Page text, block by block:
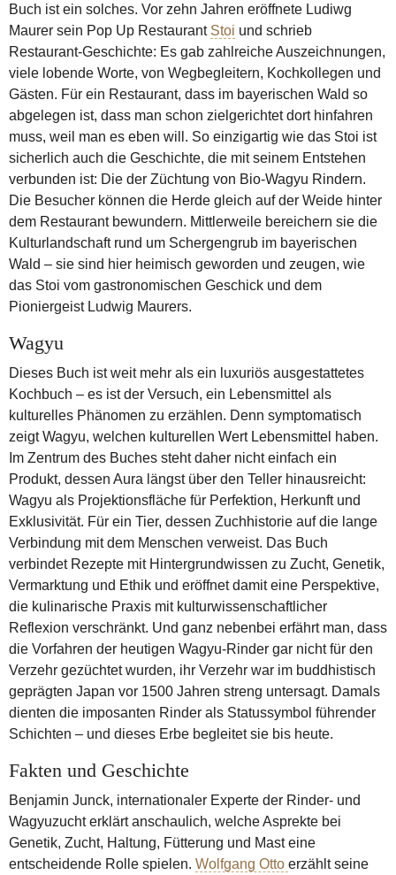
Buch ist ein solches. Vor zehn Jahren eröffnete Ludiwg
Maurer sein Pop Up Restaurant Stoi und schrieb
Restaurant-Geschichte: Es gab zahlreiche Auszeichnungen,
viele lobende Worte, von Wegbegleitern, Kochkollegen und
Gästen. Für ein Restaurant, dass im bayerischen Wald so
abgelegen ist, dass man schon zielgerichtet dort hinfahren
muss, weil man es eben will. So einzigartig wie das Stoi ist
sicherlich auch die Geschichte, die mit seinem Entstehen
verbunden ist: Die der Züchtung von Bio-Wagyu Rindern.
Die Besucher können die Herde gleich auf der Weide hinter
dem Restaurant bewundern. Mittlerweile bereichern sie die
Kulturlandschaft rund um Schergengrub im bayerischen
Wald – sie sind hier heimisch geworden und zeugen, wie
das Stoi vom gastronomischen Geschick und dem
Pioniergeist Ludwig Maurers.
Wagyu
Dieses Buch ist weit mehr als ein luxuriös ausgestattetes
Kochbuch – es ist der Versuch, ein Lebensmittel als
kulturelles Phänomen zu erzählen. Denn symptomatisch
zeigt Wagyu, welchen kulturellen Wert Lebensmittel haben.
Im Zentrum des Buches steht daher nicht einfach ein
Produkt, dessen Aura längst über den Teller hinausreicht:
Wagyu als Projektionsfläche für Perfektion, Herkunft und
Exklusivität. Für ein Tier, dessen Zuchhistorie auf die lange
Verbindung mit dem Menschen verweist. Das Buch
verbindet Rezepte mit Hintergrundwissen zu Zucht, Genetik,
Vermarktung und Ethik und eröffnet damit eine Perspektive,
die kulinarische Praxis mit kulturwissenschaftlicher
Reflexion verschränkt. Und ganz nebenbei erfährt man, dass
die Vorfahren der heutigen Wagyu-Rinder gar nicht für den
Verzehr gezüchtet wurden, ihr Verzehr war im buddhistisch
geprägten Japan vor 1500 Jahren streng untersagt. Damals
dienten die imposanten Rinder als Statussymbol führender
Schichten – und dieses Erbe begleitet sie bis heute.
Fakten und Geschichte
Benjamin Junck, internationaler Experte der Rinder- und
Wagyuzucht erklärt anschaulich, welche Asprekte bei
Genetik, Zucht, Haltung, Fütterung und Mast eine
entscheidende Rolle spielen. Wolfgang Otto erzählt seine